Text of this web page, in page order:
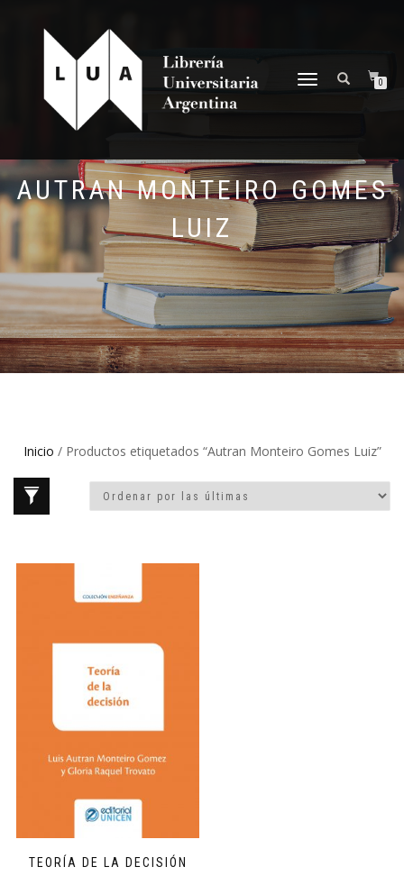
NAVEGACIÓN
0
AUTRAN MONTEIRO GOMES
LUIZ
Inicio / Productos etiquetados “Autran Monteiro Gomes Luiz”
TEORÍA DE LA DECISIÓN